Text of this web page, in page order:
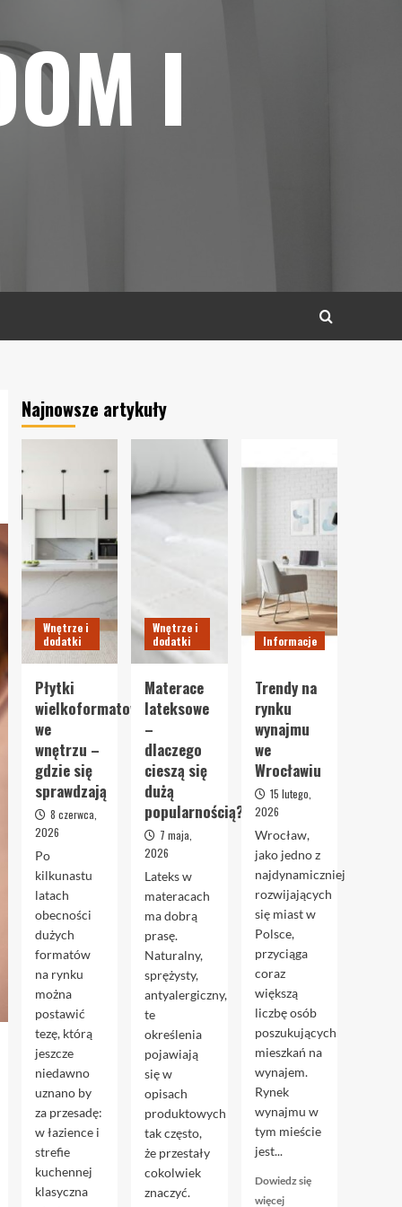
I
Najnowsze artykuły
Wnętrze i
dodatki
Płytki
wielkoformatowe
we
wnętrzu –
gdzie się
sprawdzają
8 czerwca,
2026
Po
kilkunastu
latach
obecności
dużych
formatów
na rynku
można
postawić
tezę, którą
jeszcze
niedawno
uznano by
za przesadę:
w łazience i
strefie
kuchennej
klasyczna
Wnętrze i
dodatki
Materace
lateksowe
–
dlaczego
cieszą się
dużą
popularnością?
7 maja,
2026
Lateks w
materacach
ma dobrą
prasę.
Naturalny,
sprężysty,
antyalergiczny,
te
określenia
pojawiają
się w
opisach
produktowych
tak często,
że przestały
cokolwiek
znaczyć.
Informacje
Trendy na
rynku
wynajmu
we
Wrocławiu
15 lutego,
2026
Wrocław,
jako jedno z
najdynamiczniej
rozwijających
się miast w
Polsce,
przyciąga
coraz
większą
liczbę osób
poszukujących
mieszkań na
wynajem.
Rynek
wynajmu w
tym mieście
jest...
Dowiedz się
więcejDowiedz